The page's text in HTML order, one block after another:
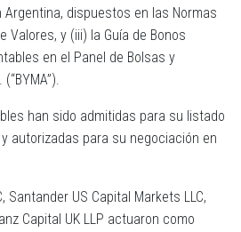
dispuestos en las Normas
Valores, y (iii) la Guía de Bonos
en el Panel de Bolsas y
(“BYMA”).
han sido admitidas para su listado
y autorizadas para su negociación en
Santander US Capital Markets LLC,
Capital UK LLP actuaron como